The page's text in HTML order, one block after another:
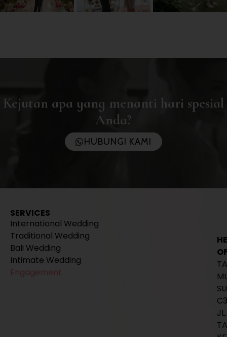
Kejutan apa yang menanti hari spesial
Anda?
HUBUNGI KAMI
SERVICES
International Wedding
Traditional Wedding
Bali Wedding
Intimate Wedding
Engagement
JL.